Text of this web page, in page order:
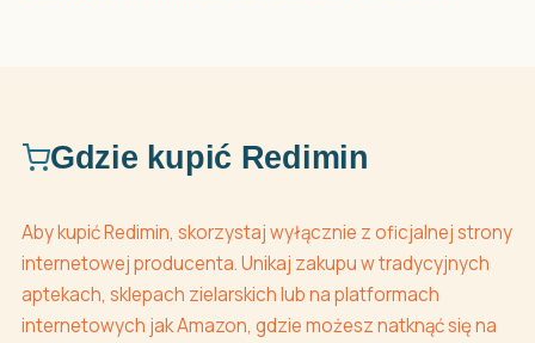
Gdzie kupić Redimin
Aby kupić Redimin, skorzystaj wyłącznie z oficjalnej strony
internetowej producenta. Unikaj zakupu w tradycyjnych
aptekach, sklepach zielarskich lub na platformach
internetowych jak Amazon, gdzie możesz natknąć się na